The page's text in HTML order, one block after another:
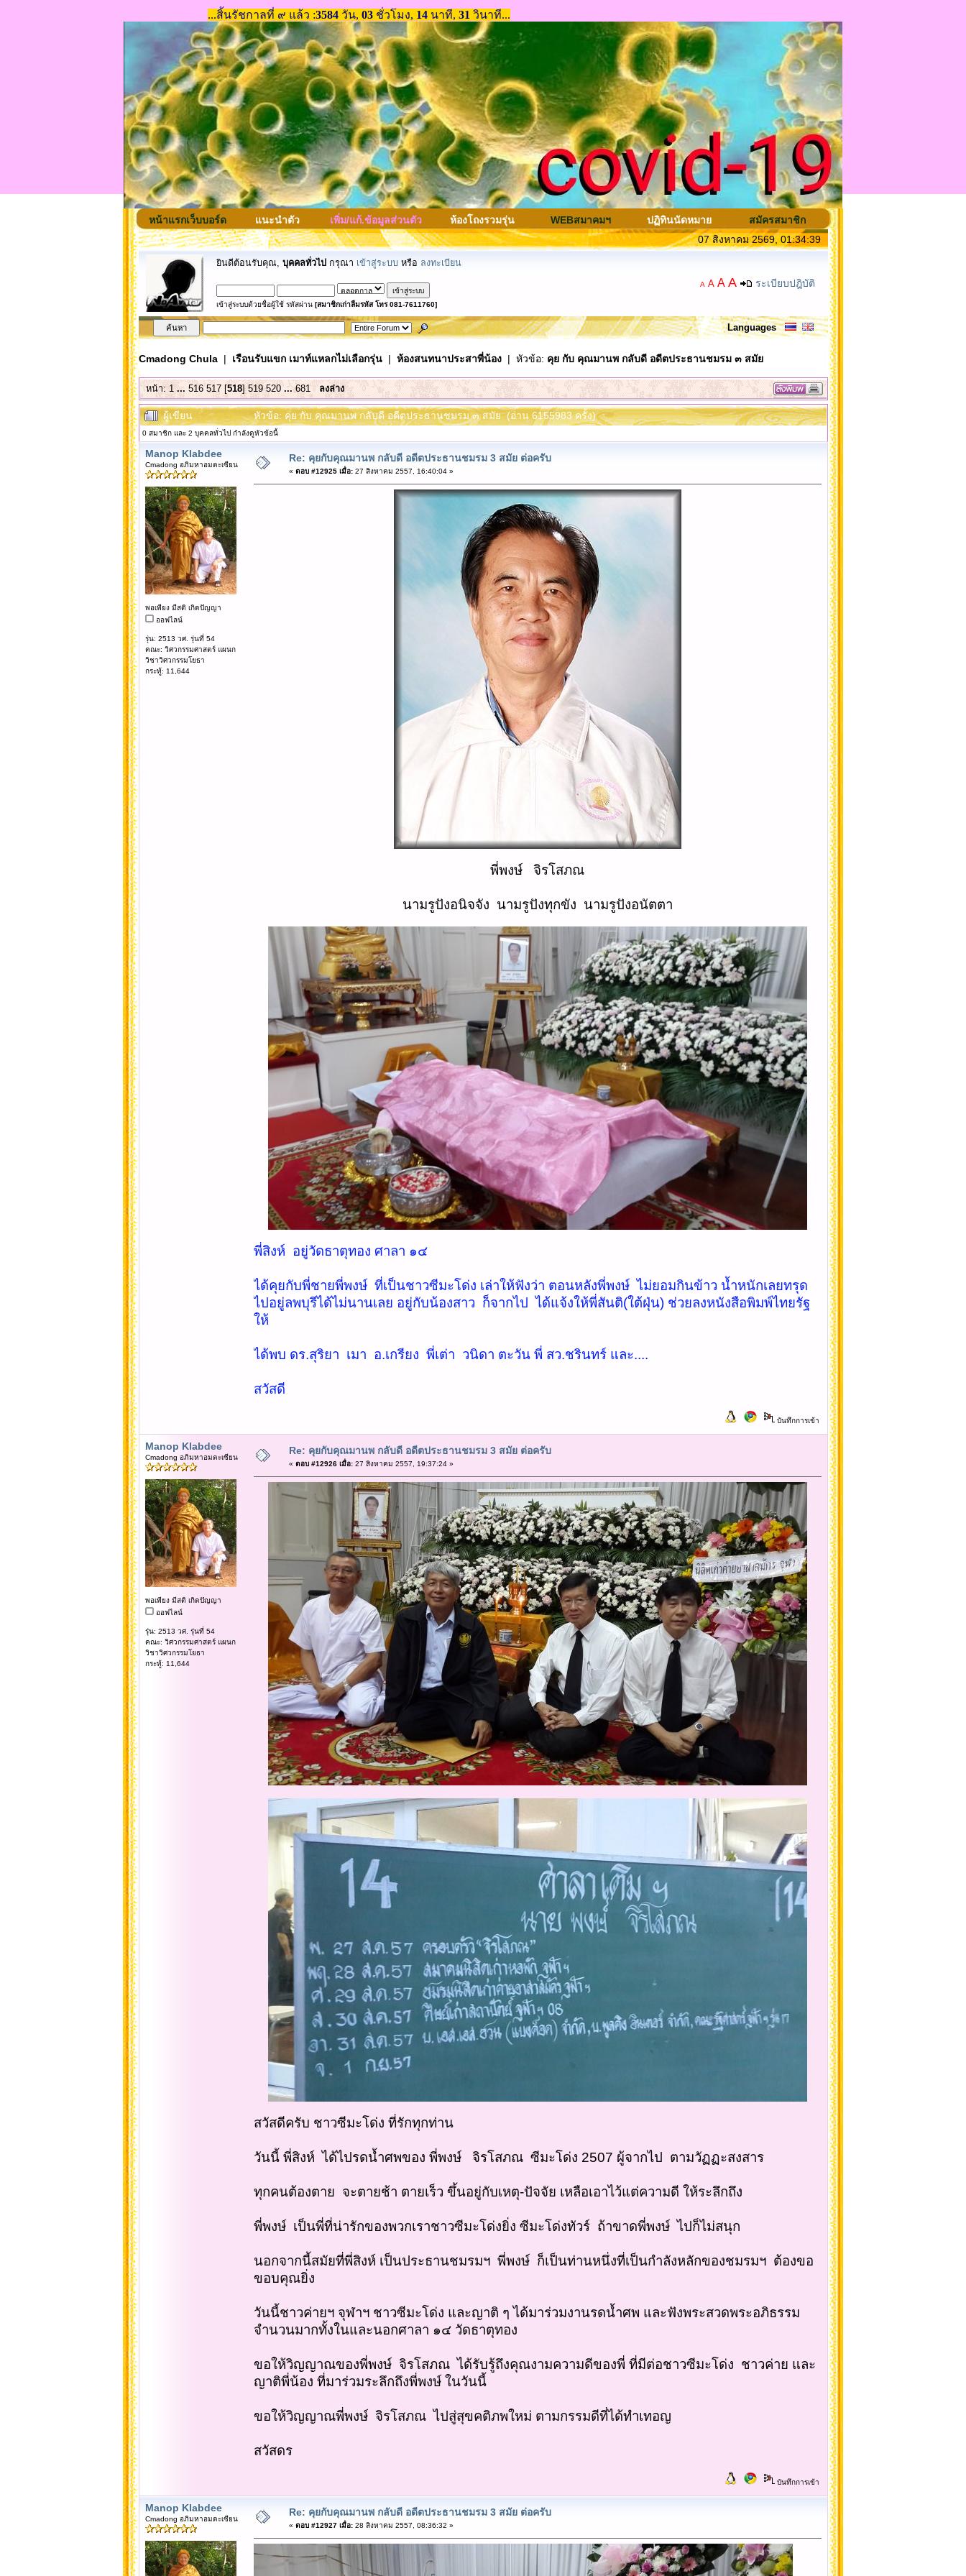
หน้าแรกเว็บบอร์ด แนะนำตัว เพิ่ม/แก้.ข้อมูลส่วนตัว ห้องโถงรวมรุ่น WEBสมาคมฯ ปฏิทินนัดหมาย
สมัครสมาชิก
07 สิงหาคม 2569, 01:34:39
ยินดีต้อนรับคุณ, บุคคลทั่วไป กรุณา เข้าสู่ระบบ หรือ ลงทะเบียน
เข้าสู่ระบบด้วยชื่อผู้ใช้ รหัสผ่าน [สมาชิกเก่าลืมรหัส โทร 081-7611760]
A A A A ระเบียบปฎิบัติ
Languages
Cmadong Chula| เรือนรับแขก เมาท์แหลกไม่เลือกรุ่น| ห้องสนทนาประสาพี่น้อง| หัวข้อ: คุย กับ คุณมานพ กลับดี อดีตประธานชมรม ๓ สมัย
หน้า:1 ... 516 517[518]519 520 ...681 ลงล่าง
ผู้เขียน หัวข้อ: คุย กับ คุณมานพ กลับดี อดีตประธานชมรม ๓ สมัย (อ่าน 6155983 ครั้ง)
0 สมาชิก และ 2 บุคคลทั่วไป กำลังดูหัวข้อนี้
Manop Klabdee
Cmadong อภิมหาอมตะเซียน
พอเพียง มีสติ เกิดปัญญา
ออฟไลน์
รุ่น: 2513 วศ. รุ่นที่ 54
คณะ: วิศวกรรมศาสตร์ แผนก
วิชาวิศวกรรมโยธา
กระทู้: 11,644
Re: คุยกับคุณมานพ กลับดี อดีตประธานชมรม 3 สมัย ต่อครับ
« ตอบ #12925 เมื่อ:27 สิงหาคม 2557, 16:40:04 »
พี่พงษ์ จิรโสภณ
นามรูปังอนิจจัง นามรูปังทุกขัง นามรูปังอนัตตา
พี่สิงห์ อยู่วัดธาตุทอง ศาลา ๑๔
ได้คุยกับพี่ชายพี่พงษ์ ที่เป็นชาวซีมะโด่ง เล่าให้ฟังว่า ตอนหลังพี่พงษ์ ไม่ยอมกินข้าว น้ำหนักเลยทรุด
ไปอยู่ลพบุรีได้ไม่นานเลย อยู่กับน้องสาว ก็จากไป ได้แจ้งให้พี่สันติ(ใต้ฝุ่น) ช่วยลงหนังสือพิมพ์ไทยรัฐ
ให้
ได้พบ ดร.สุริยา เมา อ.เกรียง พี่เต่า วนิดา ตะวัน พี่ สว.ชรินทร์ และ....
สวัสดี
บันทึกการเข้า
Manop Klabdee
Cmadong อภิมหาอมตะเซียน
พอเพียง มีสติ เกิดปัญญา
ออฟไลน์
รุ่น: 2513 วศ. รุ่นที่ 54
คณะ: วิศวกรรมศาสตร์ แผนก
วิชาวิศวกรรมโยธา
กระทู้: 11,644
Re: คุยกับคุณมานพ กลับดี อดีตประธานชมรม 3 สมัย ต่อครับ
« ตอบ #12926 เมื่อ:27 สิงหาคม 2557, 19:37:24 »
สวัสดีครับ ชาวซีมะโด่ง ที่รักทุกท่าน
วันนี้ พี่สิงห์ ได้ไปรดน้ำศพของ พี่พงษ์ จิรโสภณ ซีมะโด่ง 2507 ผู้จากไป ตามวัฏฏะสงสาร
ทุกคนต้องตาย จะตายช้า ตายเร็ว ขึ้นอยู่กับเหตุ-ปัจจัย เหลือเอาไว้แต่ความดี ให้ระลึกถึง
พี่พงษ์ เป็นพี่ที่น่ารักของพวกเราชาวซีมะโด่งยิ่ง ซีมะโด่งทัวร์ ถ้าขาดพี่พงษ์ ไปก็ไม่สนุก
นอกจากนี้สมัยที่พี่สิงห์ เป็นประธานชมรมฯ พี่พงษ์ ก็เป็นท่านหนึ่งที่เป็นกำลังหลักของชมรมฯ ต้องขอ
ขอบคุณยิ่ง
วันนี้ชาวค่ายฯ จุฬาฯ ชาวซีมะโด่ง และญาติ ๆ ได้มาร่วมงานรดน้ำศพ และฟังพระสวดพระอภิธรรม
จำนวนมากทั้งในและนอกศาลา ๑๔ วัดธาตุทอง
ขอให้วิญญาณของพี่พงษ์ จิรโสภณ ได้รับรู้ถึงคุณงามความดีของพี่ ที่มีต่อชาวซีมะโด่ง ชาวค่าย และ
ญาติพี่น้อง ที่มาร่วมระลึกถึงพี่พงษ์ ในวันนี้
ขอให้วิญญาณพี่พงษ์ จิรโสภณ ไปสู่สุขคติภพใหม่ ตามกรรมดีที่ได้ทำเทอญ
สวัสดร
บันทึกการเข้า
Manop Klabdee
Cmadong อภิมหาอมตะเซียน
Re: คุยกับคุณมานพ กลับดี อดีตประธานชมรม 3 สมัย ต่อครับ
« ตอบ #12927 เมื่อ:28 สิงหาคม 2557, 08:36:32 »